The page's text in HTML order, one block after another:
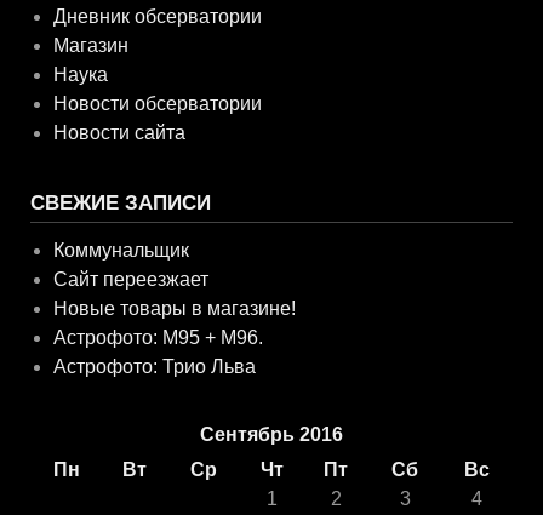
Дневник обсерватории
Магазин
Наука
Новости обсерватории
Новости сайта
СВЕЖИЕ ЗАПИСИ
Коммунальщик
Сайт переезжает
Новые товары в магазине!
Астрофото: M95 + M96.
Астрофото: Трио Льва
Сентябрь 2016
Пн
Вт Ср Чт Пт Сб
Вс
1
2 3
4